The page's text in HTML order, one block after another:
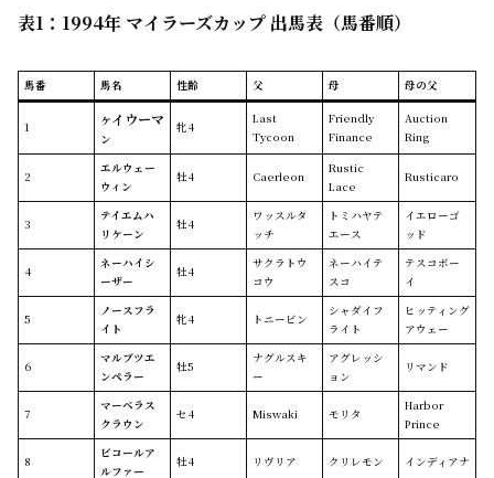
表1：1994年 マイラーズカップ 出馬表（馬番順）
馬番 馬名 性齢 父 母 母の父
1 ケイウーマ
ン
牝4
Last
Tycoon
Friendly
Finance
Auction
Ring
2
エルウェー
ウィン
牡4 Caerleon
Rustic
Lace
Rusticaro
3
テイエムハ
リケーン
牡4
ワッスルタ
ッチ
トミハヤテ
エース
イエローゴ
ッド
4
ネーハイシ
ーザー
牡4
サクラトウ
コウ
ネーハイテ
スコ
テスコボー
イ
5
ノースフラ
イト
牝4 トニービン
シャダイフ
ライト
ヒッティング
アウェー
6
マルブツエ
ンペラー
牡5
ナグルスキ
ー
アグレッシ
ョン
リマンド
7
マーベラス
クラウン
セ4 Miswaki モリタ
Harbor
Prince
8
ビコールア
ルファー
牡4 リヴリア クリレモン インディアナ